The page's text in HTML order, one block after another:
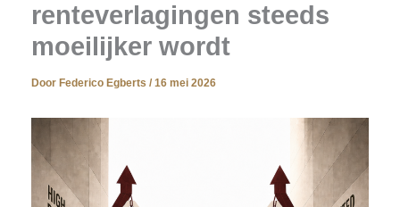
renteverlagingen steeds
moeilijker wordt
Door Federico Egberts / 16 mei 2026